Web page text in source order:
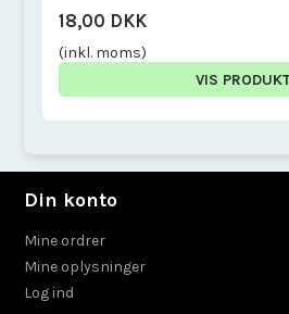
18,00 DKK
(inkl. moms)
VIS
Din konto
Mine ordrer
Mine oplysninger
Log ind